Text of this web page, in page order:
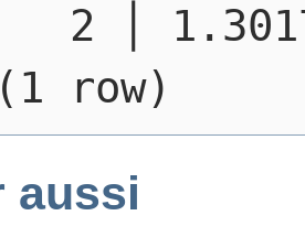
2 │
(1 row)
aussi